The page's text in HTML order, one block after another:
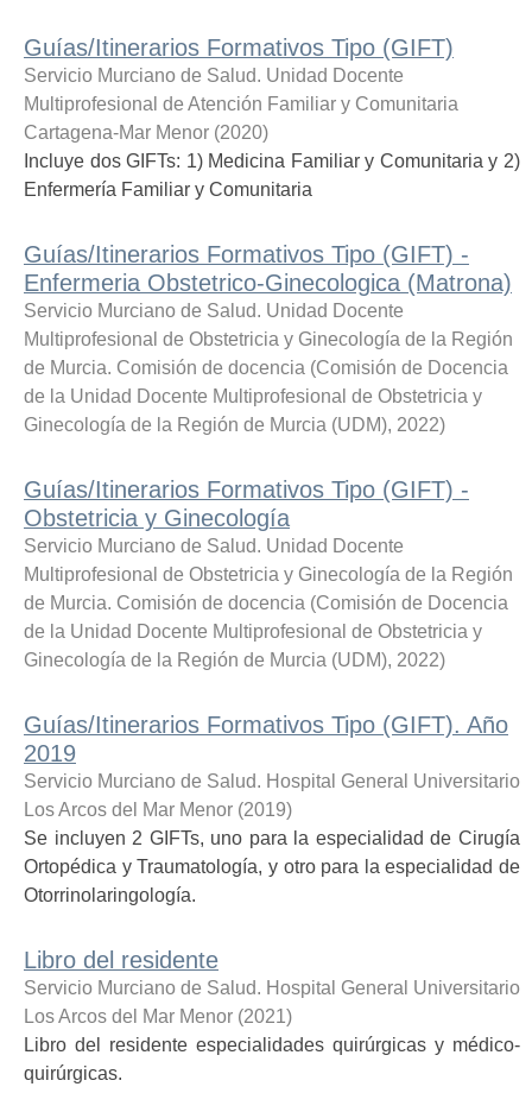
Guías/Itinerarios Formativos Tipo (GIFT)
Servicio Murciano de Salud. Unidad Docente
Multiprofesional de Atención Familiar y Comunitaria
Cartagena-Mar Menor (2020)
Incluye dos GIFTs: 1) Medicina Familiar y Comunitaria y 2)
Enfermería Familiar y Comunitaria
Guías/Itinerarios Formativos Tipo (GIFT) -
Enfermeria Obstetrico-Ginecologica (Matrona)
Servicio Murciano de Salud. Unidad Docente
Multiprofesional de Obstetricia y Ginecología de la Región
de Murcia. Comisión de docencia (Comisión de Docencia
de la Unidad Docente Multiprofesional de Obstetricia y
Ginecología de la Región de Murcia (UDM), 2022)
Guías/Itinerarios Formativos Tipo (GIFT) -
Obstetricia y Ginecología
Servicio Murciano de Salud. Unidad Docente
Multiprofesional de Obstetricia y Ginecología de la Región
de Murcia. Comisión de docencia (Comisión de Docencia
de la Unidad Docente Multiprofesional de Obstetricia y
Ginecología de la Región de Murcia (UDM), 2022)
Guías/Itinerarios Formativos Tipo (GIFT). Año
2019
Servicio Murciano de Salud. Hospital General Universitario
Los Arcos del Mar Menor (2019)
Se incluyen 2 GIFTs, uno para la especialidad de Cirugía
Ortopédica y Traumatología, y otro para la especialidad de
Otorrinolaringología.
Libro del residente
Servicio Murciano de Salud. Hospital General Universitario
Los Arcos del Mar Menor (2021)
Libro del residente especialidades quirúrgicas y médico-
quirúrgicas.